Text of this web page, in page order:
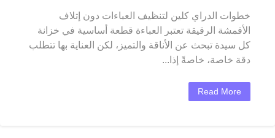
خطوات الدراي كلين لتنظيف العباءات دون إتلاف
الأقمشة الرقيقة تعتبر العباءة قطعة أساسية في خزانة
كل سيدة تبحث عن الأناقة والتميز، لكن العناية بها تتطلب
دقة خاصة، خاصةً إذا...
Read More